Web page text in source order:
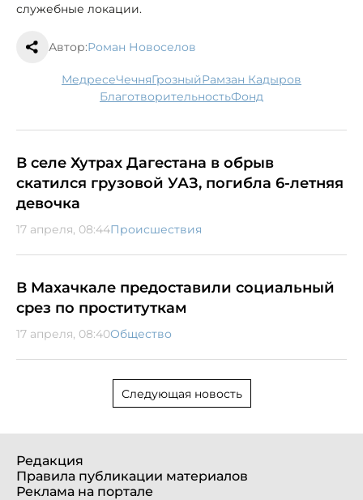
служебные локации.
Автор:Роман Новоселов
медресе Чечня Грозный
Рамзан Кадыров
благотворительность
Фонд
В селе Хутрах Дагестана в обрыв
скатился грузовой УАЗ, погибла 6-летняя
девочка
17 апреля, 08:44Происшествия
В Махачкале предоставили социальный
срез по проституткам
17 апреля, 08:40Общество
Следующая новость
Редакция
Правила публикации материалов
Реклама на портале